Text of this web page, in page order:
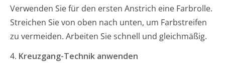
Verwenden Sie für den ersten Anstrich eine Farbrolle.
Streichen Sie von oben nach unten, um Farbstreifen
zu vermeiden. Arbeiten Sie schnell und gleichmäßig.
4. Kreuzgang-Technik anwenden